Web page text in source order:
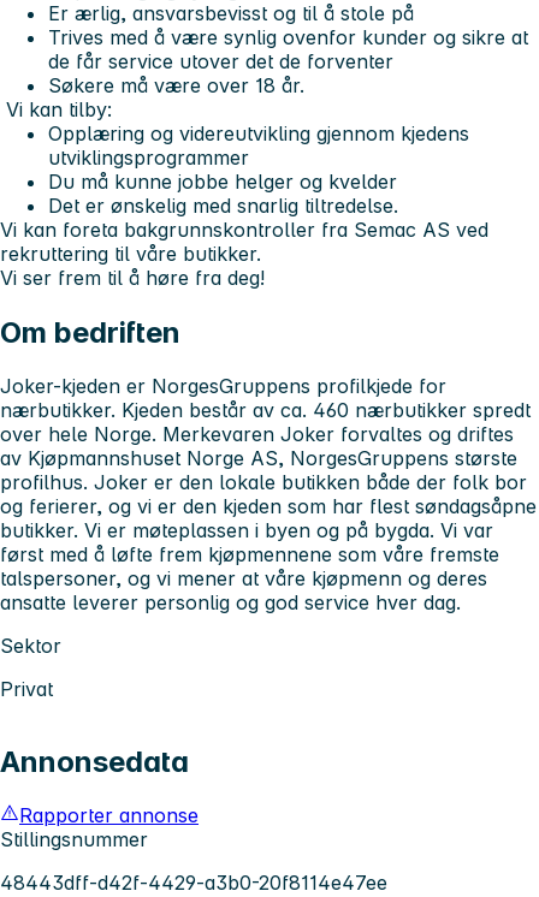
Er ærlig, ansvarsbevisst og til å stole på
Trives med å være synlig ovenfor kunder og sikre at
de får service utover det de forventer
Søkere må være over 18 år.
Vi kan tilby:
Opplæring og videreutvikling gjennom kjedens
utviklingsprogrammer
Du må kunne jobbe helger og kvelder
Det er ønskelig med snarlig tiltredelse.
Vi kan foreta bakgrunnskontroller fra Semac AS ved
rekruttering til våre butikker.
Vi ser frem til å høre fra deg!
Om bedriften
Joker-kjeden er NorgesGruppens profilkjede for
nærbutikker. Kjeden består av ca. 460 nærbutikker spredt
over hele Norge. Merkevaren Joker forvaltes og driftes
av Kjøpmannshuset Norge AS, NorgesGruppens største
profilhus. Joker er den lokale butikken både der folk bor
og ferierer, og vi er den kjeden som har flest søndagsåpne
butikker. Vi er møteplassen i byen og på bygda. Vi var
først med å løfte frem kjøpmennene som våre fremste
talspersoner, og vi mener at våre kjøpmenn og deres
ansatte leverer personlig og god service hver dag.
Sektor
Privat
Annonsedata
Rapporter annonse
Stillingsnummer
48443dff-d42f-4429-a3b0-20f8114e47ee